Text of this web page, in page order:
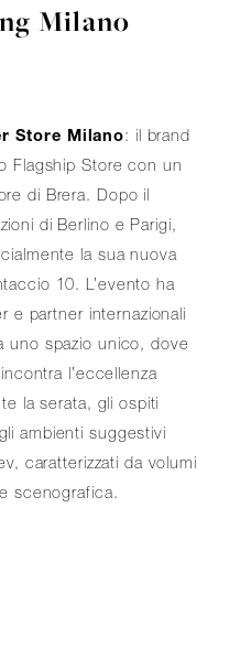
Milano
Store Milano: il brand
Flagship Store con un
di Brera. Dopo il
di Berlino e Parigi,
la sua nuova
10. L’evento ha
e partner internazionali
uno spazio unico, dove
l’eccellenza
la serata, gli ospiti
ambienti suggestivi
caratterizzati da volumi
scenografica.